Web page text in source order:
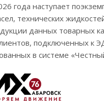
года наступает
технических
данных товарных
подключенных к
в системе